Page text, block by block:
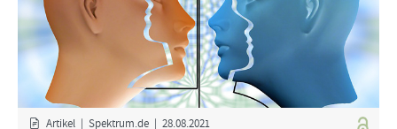
Ar­ti­kel | Spek­trum.de | 28.08.2021